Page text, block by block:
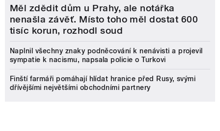
Měl zdědit dům u Prahy, ale notářka
nenašla závěť. Místo toho měl dostat 600
tisíc korun, rozhodl soud
Naplnil všechny znaky podněcování k nenávisti a projevil
sympatie k nacismu, napsala policie o Turkovi
Finští farmáři pomáhají hlídat hranice před Rusy, svými
dřívějšími největšími obchodními partnery